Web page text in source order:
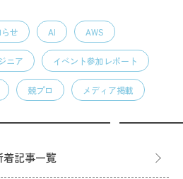
せ AI AWS
ニア イベント参加レポート
競プロ メディア掲載
着記事一覧